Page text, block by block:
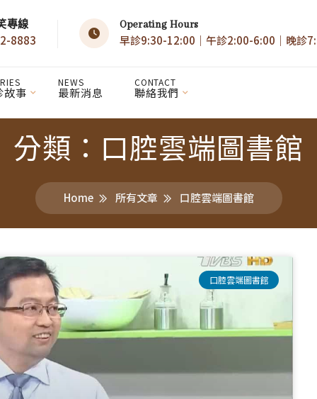
專線
8883
Operating Hours
早診9:30-12:00｜午診2:00-6:00｜晚診
故事 最新消息
NEWS
聯絡我們
CONTACT
分類：口腔雲端圖書館
Home 所有文章 口腔雲端圖書館
口腔雲端圖書館